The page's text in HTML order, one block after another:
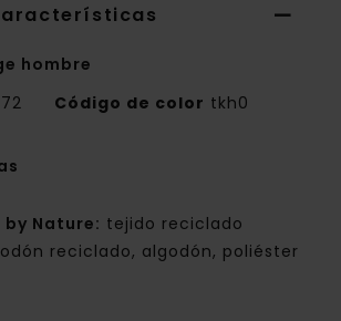
hombre
Código de color tkh0
Nature: tejido reciclado
reciclado, algodón, poliéster